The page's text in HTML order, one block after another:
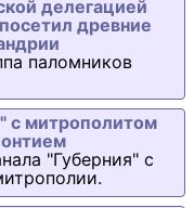
делегацией
древние
паломников
с митрополитом
"Губерния" с